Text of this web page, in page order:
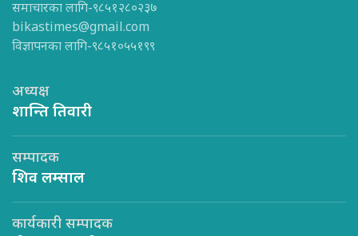
समाचारका लागि-९८५१२८०२३७
bikastimes@gmail.com
विज्ञापनका लागि-९८५१०५५१९९
अध्यक्ष
शान्ति तिवारी
सम्पादक
शिव लम्साल
कार्यकारी सम्पादक